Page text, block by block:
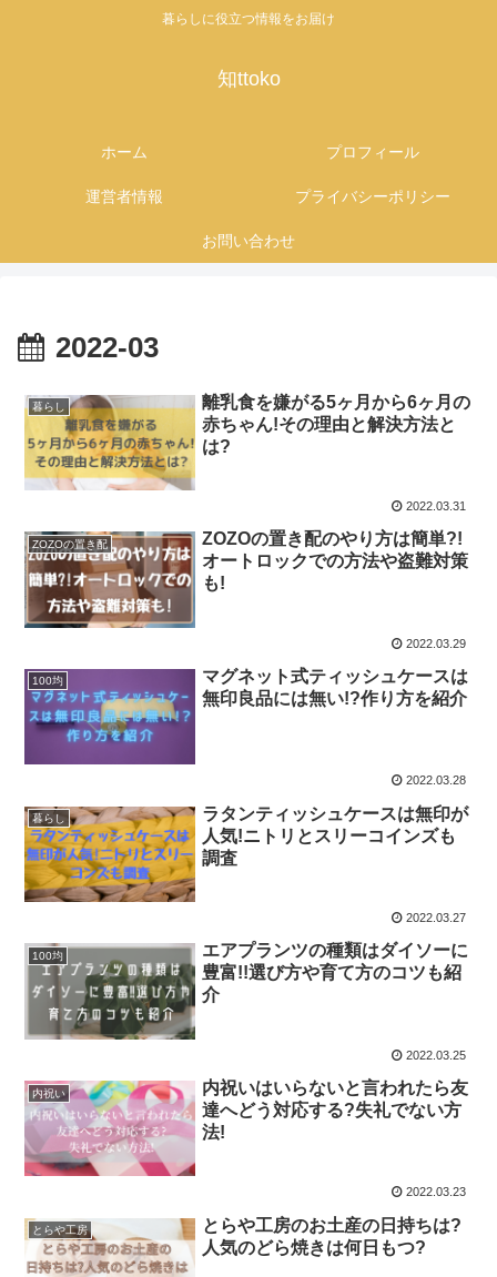
暮らしに役立つ情報をお届け
知ttoko
ホーム プロフィール
運営者情報 プライバシーポリシー
お問い合わせ
2022-03
暮らし
離乳食を嫌がる5ヶ月から6ヶ月の
赤ちゃん!その理由と解決方法と
は?
2022.03.31
ZOZOの置き配
ZOZOの置き配のやり方は簡単?!
オートロックでの方法や盗難対策
も!
2022.03.29
100均
マグネット式ティッシュケースは
無印良品には無い!?作り方を紹介
2022.03.28
暮らし
ラタンティッシュケースは無印が
人気!ニトリとスリーコインズも
調査
2022.03.27
100均
エアプランツの種類はダイソーに
豊富!!選び方や育て方のコツも紹
介
2022.03.25
内祝い
内祝いはいらないと言われたら友
達へどう対応する?失礼でない方
法!
2022.03.23
とらや工房
とらや工房のお土産の日持ちは?
人気のどら焼きは何日もつ?